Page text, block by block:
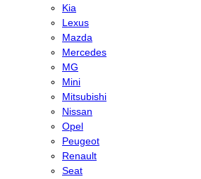
Kia
Lexus
Mazda
Mercedes
MG
Mini
Mitsubishi
Nissan
Opel
Peugeot
Renault
Seat